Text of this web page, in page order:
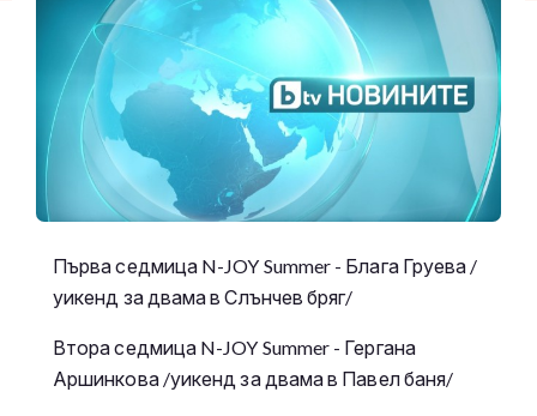
Първа седмица N-JOY Summer - Блага Груева /
уикенд за двама в Слънчев бряг/
Втора седмица N-JOY Summer - Гергана
Аршинкова /уикенд за двама в Павел баня/